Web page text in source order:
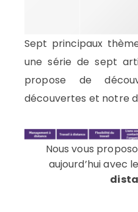
Sept principaux
une série de sept
propose de
découvertes et notre
Nous vous
aujourd’hui avec le